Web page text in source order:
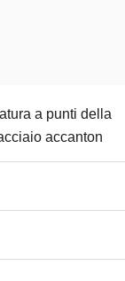
a punti della
accanton